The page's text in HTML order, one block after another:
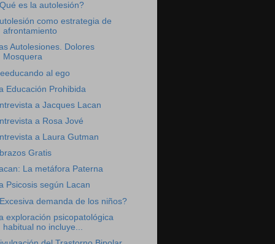
es la autolesión?
como estrategia de
afrontamiento
Autolesiones. Dolores
Mosquera
al ego
Educación Prohibida
a Jacques Lacan
a Rosa Jové
a Laura Gutman
Gratis
La metáfora Paterna
Psicosis según Lacan
demanda de los niños?
exploración psicopatológica
habitual no incluye...